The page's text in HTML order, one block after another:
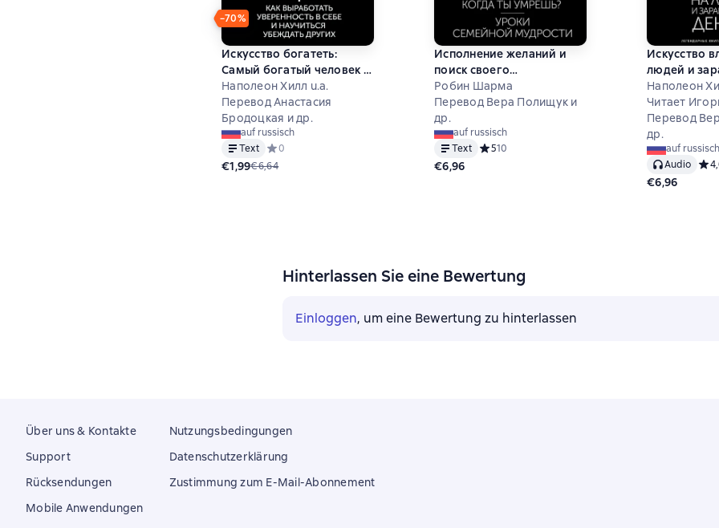
−70%
Искусство богатеть:
Самый богатый человек в
Вавилоне. Думай и
богатей! Как выработать
уверенность в себе и
научиться убеждать
других
Наполеон Хилл u.a.
Перевод Анастасия
Бродоцкая и др.
auf russisch
Text
Средний рейтинг 0 на основе 0 оценок
0
€1,99€6,64
Исполнение желаний и
поиск своего
предназначения. Притчи,
помогающие жить
Робин Шарма
Перевод Вера Полищук и
др.
auf russisch
Text
Средний рейтинг 5 на основе 10 оценок
510
€6,96
Искусство
людей и
деньги. 4
книги под
обложкой
Наполеон
Читает
Перевод
др.
auf russisch
Audio
€6,96
Hinterlassen Sie eine Bewertung
Einloggen, um eine Bewertung zu hinterlassen
Über uns & Kontakte
Support
Rücksendungen
Mobile Anwendungen
Nutzungsbedingungen
Datenschutzerklärung
Zustimmung zum E-Mail-Abonnement